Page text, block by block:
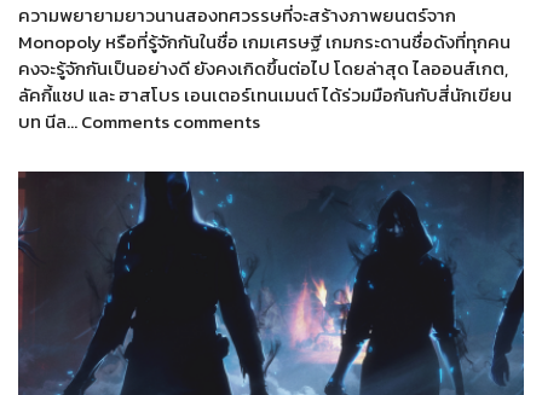
ความพยายามยาวนานสองทศวรรษที่จะสร้างภาพยนตร์จาก
Monopoly หรือที่รู้จักกันในชื่อ เกมเศรษฐี เกมกระดานชื่อดังที่ทุกคน
คงจะรู้จักกันเป็นอย่างดี ยังคงเกิดขึ้นต่อไป โดยล่าสุด ไลออนส์เกต,
ลัคกี้แชป และ ฮาสโบร เอนเตอร์เทนเมนต์ ได้ร่วมมือกันกับสี่นักเขียน
บท นีล… Comments comments